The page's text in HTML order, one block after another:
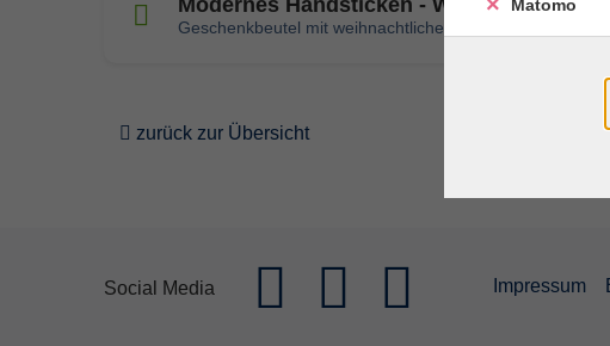
Modernes Handsticken - Workshop
Geschenkbeutel mit weihnachtlichen Motiven verschönern
zurück zur Übersicht
Social Media Impressum
Matomo